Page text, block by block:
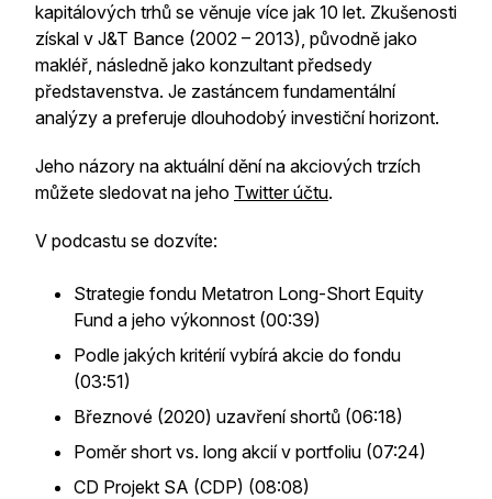
kapitálových trhů se věnuje více jak 10 let. Zkušenosti
získal v J&T Bance (2002 – 2013), původně jako
makléř, následně jako konzultant předsedy
představenstva. Je zastáncem fundamentální
analýzy a preferuje dlouhodobý investiční horizont.
Jeho názory na aktuální dění na akciových trzích
můžete sledovat na jeho Twitter účtu.
V podcastu se dozvíte:
Strategie fondu Metatron Long-Short Equity
Fund a jeho výkonnost (00:39)
Podle jakých kritérií vybírá akcie do fondu
(03:51)
Březnové (2020) uzavření shortů (06:18)
Poměr short vs. long akcií v portfoliu (07:24)
CD Projekt SA (CDP) (08:08)